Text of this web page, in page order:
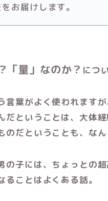
お届けします。
「量」なのか？ につ
言葉がよく使われますが
だということは、大体経
のだということも、なん
の子には、ちょっとの
ことはよくある話。